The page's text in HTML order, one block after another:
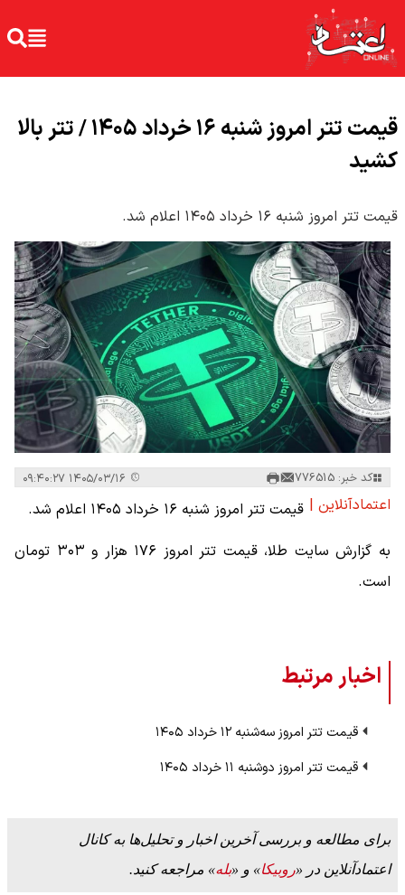
قیمت تتر امروز شنبه ۱۶ خرداد ۱۴۰۵ / تتر بالا
کشید
قیمت تتر امروز شنبه ۱۶ خرداد ۱۴۰۵ اعلام شد.
کد خبر: 776515
اعتمادآنلاین | قیمت تتر امروز شنبه ۱۶ خرداد ۱۴۰۵ اعلام شد.
به گزارش سایت طلا، قیمت تتر امروز ۱۷۶ هزار و ۳۰۳ تومان
است.
اخبار مرتبط
قیمت تتر امروز سه‌شنبه ۱۲ خرداد ۱۴۰۵
قیمت تتر امروز دوشنبه ۱۱ خرداد ۱۴۰۵
برای مطالعه و بررسی آخرین اخبار و تحلیل‌ها به کانال
اعتمادآنلاین در «روبیکا» و «بله» مراجعه کنید.